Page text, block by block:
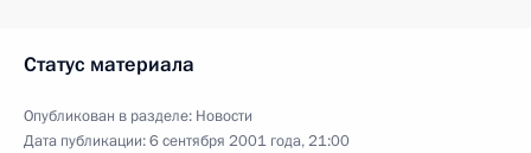
Статус материала
Опубликован в разделе: Новости
Дата публикации:6 сентября 2001 года, 21:00